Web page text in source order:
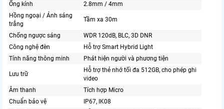
Ống kính
2.8mm / 4mm
Hồng ngoại / Ánh sáng
trắng
Tầm xa 30m
Chống ngược sáng
WDR 120dB, BLC, 3D DNR
Công nghệ đèn
Hỗ trợ Smart Hybrid Light
Tính năng thông minh
Phát hiện người và phương tiện
Lưu trữ
Hỗ trợ thẻ nhớ tối đa 512GB, cho phép ghi
video
Âm thanh
Tích hợp Micro
Chuẩn bảo vệ
IP67, IK08